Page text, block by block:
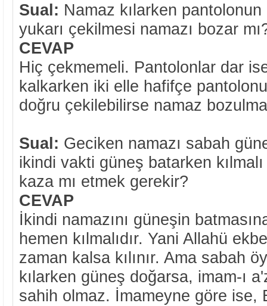
Sual: Namaz kılarken
yukarı çekilmesi namazı bozar
CEVAP
Hiç çekmemeli. Pantolonlar dar
kalkarken iki elle hafifçe
doğru çekilebilirse namaz
Sual: Geciken namazı sabah
ikindi vakti güneş batarken
kaza mı etmek gerekir?
CEVAP
İkindi namazını güneşin
hemen kılmalıdır. Yani Allahü
zaman kalsa kılınır. Ama sabah
kılarken güneş doğarsa, imam-ı
sahih olmaz. İmameyne göre ise,